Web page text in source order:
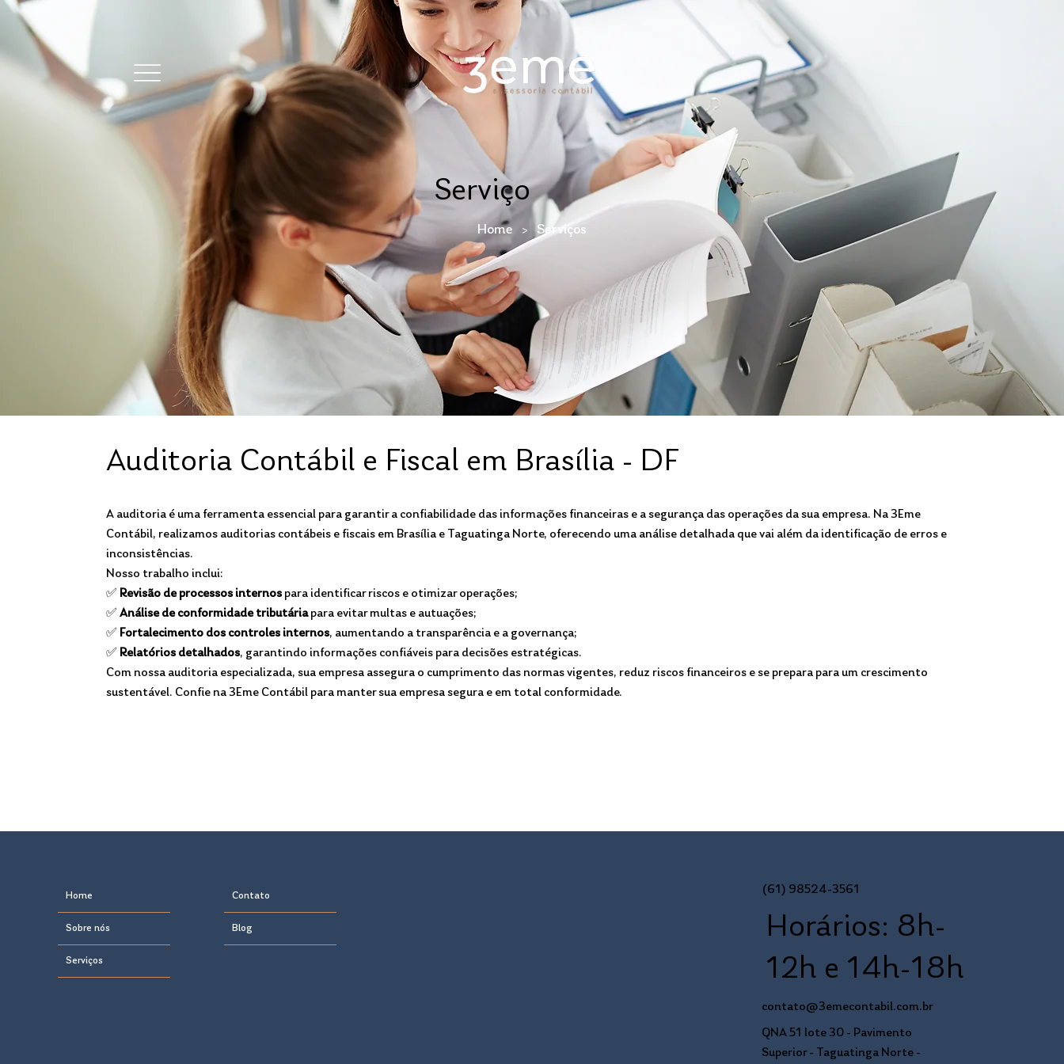
Serviço
Home > Serviços
Auditoria Contábil e Fiscal em Brasília - DF
A auditoria é uma ferramenta essencial para garantir a confiabilidade das informações financeiras e a segurança das operações da sua empresa. Na 3Eme
Contábil, realizamos auditorias contábeis e fiscais em Brasília e Taguatinga Norte, oferecendo uma análise detalhada que vai além da identificação de erros e
inconsistências.
Nosso trabalho inclui:
✅ Revisão de processos internos para identificar riscos e otimizar operações;
✅Análise de conformidade tributáriapara evitar multas e autuações;
✅ Fortalecimento dos controles internos, aumentando a transparência e a governança;
✅ Relatórios detalhados, garantindo informações confiáveis para decisões estratégicas.
Com nossa auditoria especializada, sua empresa assegura o cumprimento das normas vigentes, reduz riscos financeiros e se prepara para um crescimento
sustentável. Confie na 3Eme Contábil para manter sua empresa segura e em total conformidade.
Home
Sobre nós
Serviços
Contato
Blog
(61) 98524-3561
Horários: 8h-
12h e 14h-18h
contato@3emecontabil.com.br
QNA 51 lote 30 - Pavimento
Superior - Taguatinga Norte -